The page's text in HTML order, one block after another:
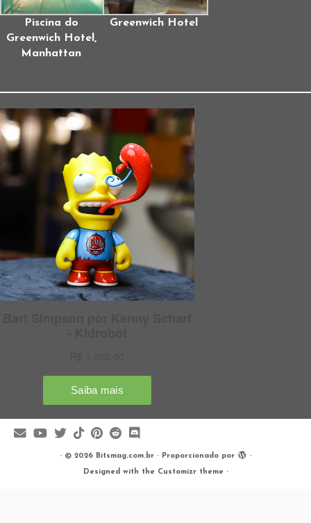
Piscina do
Greenwich Hotel,
Manhattan
Greenwich Hotel
· © 2026 Bitsmag.com.br· Proporcionado por ·
Designed with the Customizr theme ·